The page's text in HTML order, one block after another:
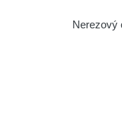
Nerezový